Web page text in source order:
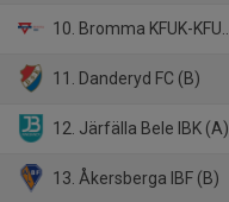
10. Bromma KFUK-KFUM/Karlbergs BK (B)
11. Danderyd FC (B)
12. Järfälla Bele IBK (A)
13. Åkersberga IBF (B)